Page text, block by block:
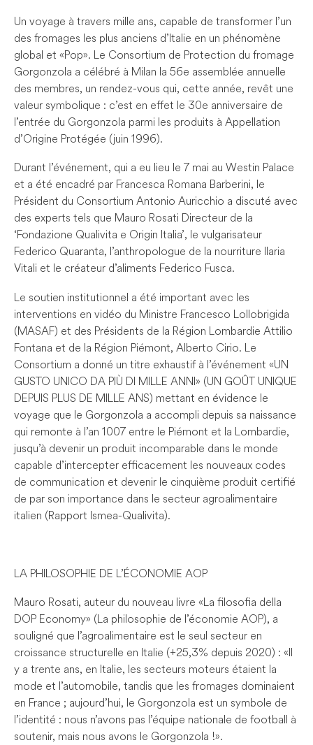
Un voyage à travers mille ans, capable de transformer l’un
des fromages les plus anciens d’Italie en un phénomène
global et « Pop ». Le Consortium de Protection du fromage
Gorgonzola a célébré à Milan la 56e assemblée annuelle
des membres, un rendez-vous qui, cette année, revêt une
valeur symbolique : c’est en effet le 30e anniversaire de
l’entrée du Gorgonzola parmi les produits à Appellation
d’Origine Protégée (juin 1996).
Durant l’événement, qui a eu lieu le 7 mai au Westin Palace
et a été encadré par Francesca Romana Barberini, le
Président du Consortium Antonio Auricchio a discuté avec
des experts tels que Mauro Rosati Directeur de la
‘Fondazione Qualivita e Origin Italia’, le vulgarisateur
Federico Quaranta, l’anthropologue de la nourriture Ilaria
Vitali et le créateur d’aliments Federico Fusca.
Le soutien institutionnel a été important avec les
interventions en vidéo du Ministre Francesco Lollobrigida
(MASAF) et des Présidents de la Région Lombardie Attilio
Fontana et de la Région Piémont, Alberto Cirio. Le
Consortium a donné un titre exhaustif à l’événement « UN
GUSTO UNICO DA PIÙ DI MILLE ANNI » (UN GOÛT UNIQUE
DEPUIS PLUS DE MILLE ANS) mettant en évidence le
voyage que le Gorgonzola a accompli depuis sa naissance
qui remonte à l’an 1007 entre le Piémont et la Lombardie,
jusqu’à devenir un produit incomparable dans le monde
capable d’intercepter efficacement les nouveaux codes
de communication et devenir le cinquième produit certifié
de par son importance dans le secteur agroalimentaire
italien (Rapport Ismea-Qualivita).
LA PHILOSOPHIE DE L’ÉCONOMIE AOP
Mauro Rosati, auteur du nouveau livre « La filosofia della
DOP Economy » (La philosophie de l’économie AOP), a
souligné que l’agroalimentaire est le seul secteur en
croissance structurelle en Italie (+25,3% depuis 2020) : « Il
y a trente ans, en Italie, les secteurs moteurs étaient la
mode et l’automobile, tandis que les fromages dominaient
en France ; aujourd’hui, le Gorgonzola est un symbole de
l’identité : nous n’avons pas l’équipe nationale de football à
soutenir, mais nous avons le Gorgonzola ! ».